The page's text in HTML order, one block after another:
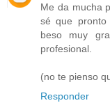
Me da mucha
sé que pronto
beso muy
profesional.
(no te pienso
Responder